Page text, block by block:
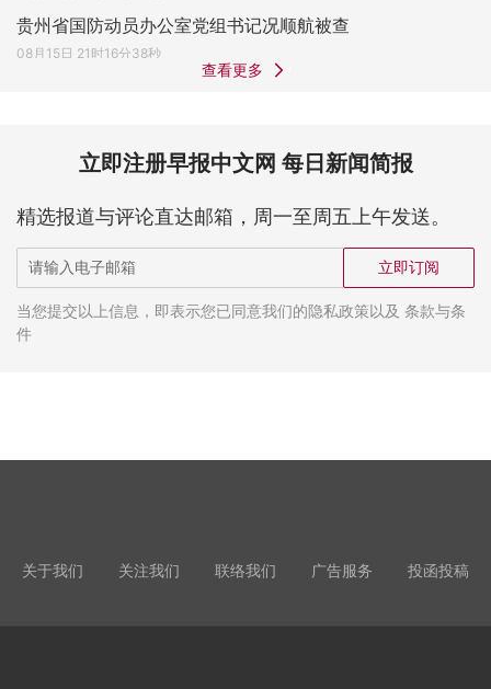
贵州省国防动员办公室党组书记况顺航被查
08月15日 21时16分38秒
查看更多
立即注册早报中文网 每日新闻简报
精选报道与评论直达邮箱，周一至周五上午发送。
立即订阅
当您提交以上信息，即表示您已同意我们的隐私政策以及 条款与条
件
关于我们 关注我们 联络我们 广告服务 投函投稿